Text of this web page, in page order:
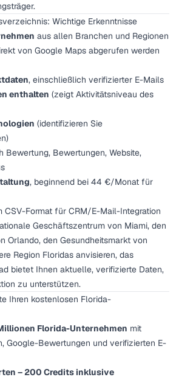
Wichtige Erkenntnisse
aus allen Branchen und Regionen
von Google Maps abgerufen werden
, einschließlich verifizierter E-Mails
enthalten (zeigt Aktivitätsniveau des
(identifizieren Sie
Bewertung, Bewertungen, Website,
, beginnend bei 44 €/Monat für
CSV-Format für CRM/E-Mail-Integration
Geschäftszentrum von Miami, den
Orlando, den Gesundheitsmarkt von
Region Floridas anvisieren, das
bietet Ihnen aktuelle, verifizierte Daten,
zu unterstützen.
Ihren kostenlosen Florida-
Florida-Unternehmen mit
Google-Bewertungen und verifizierten E-
– 200 Credits inklusive